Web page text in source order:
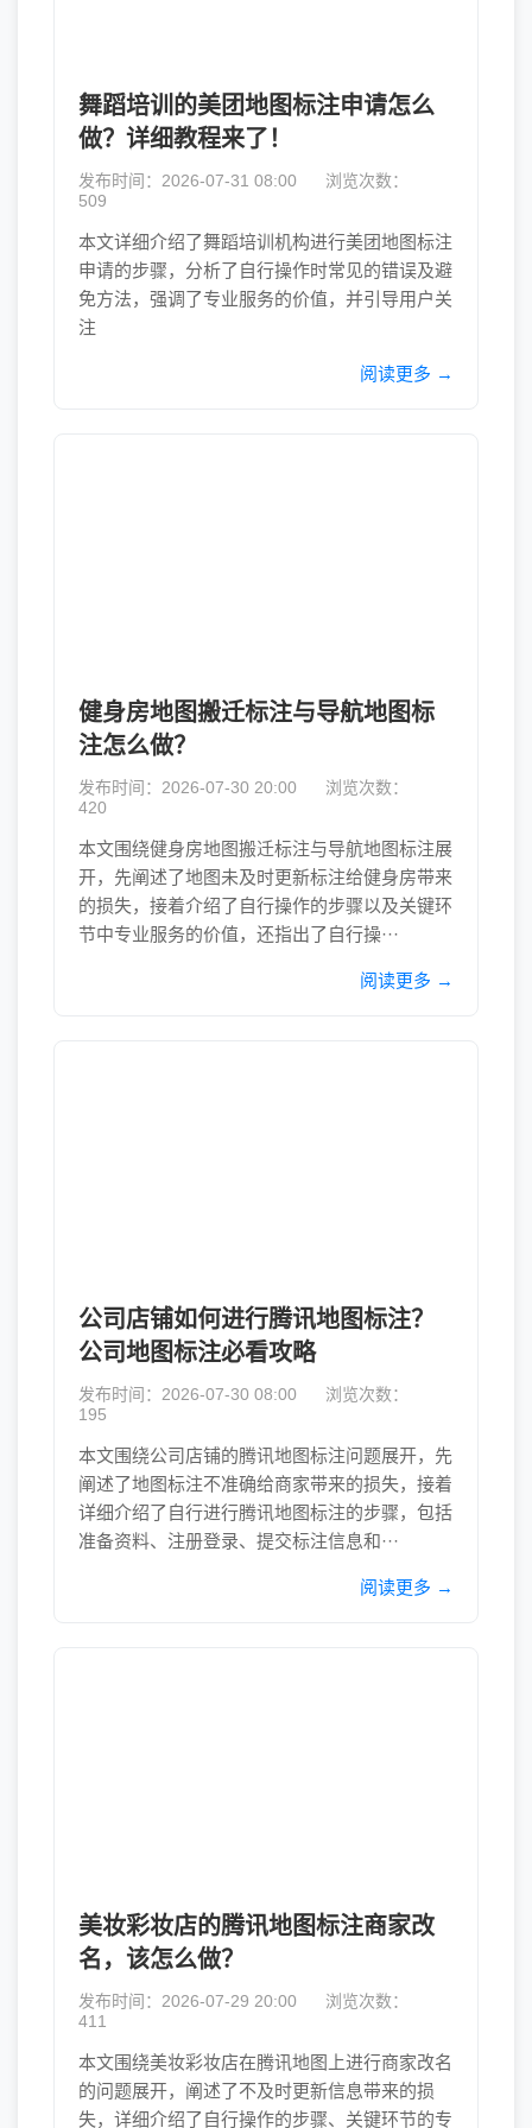
舞蹈培训的美团地图标注申请怎么
做？详细教程来了！
发布时间：2026-07-31 08:00
浏览次数：
509
本文详细介绍了舞蹈培训机构进行美团地图标注
申请的步骤，分析了自行操作时常见的错误及避
免方法，强调了专业服务的价值，并引导用户关
注
阅读更多 →
健身房地图搬迁标注与导航地图标
注怎么做？
发布时间：2026-07-30 20:00
浏览次数：
420
本文围绕健身房地图搬迁标注与导航地图标注展
开，先阐述了地图未及时更新标注给健身房带来
的损失，接着介绍了自行操作的步骤以及关键环
节中专业服务的价值，还指出了自行操···
阅读更多 →
公司店铺如何进行腾讯地图标注？
公司地图标注必看攻略
发布时间：2026-07-30 08:00
浏览次数：
195
本文围绕公司店铺的腾讯地图标注问题展开，先
阐述了地图标注不准确给商家带来的损失，接着
详细介绍了自行进行腾讯地图标注的步骤，包括
准备资料、注册登录、提交标注信息和···
阅读更多 →
美妆彩妆店的腾讯地图标注商家改
名，该怎么做？
发布时间：2026-07-29 20:00
浏览次数：
411
本文围绕美妆彩妆店在腾讯地图上进行商家改名
的问题展开，阐述了不及时更新信息带来的损
失，详细介绍了自行操作的步骤、关键环节的专